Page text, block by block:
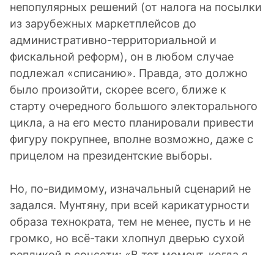
непопулярных решений (от налога на посылки
из зарубежных маркетплейсов до
административно-территориальной и
фискальной реформ), он в любом случае
подлежал «списанию». Правда, это должно
было произойти, скорее всего, ближе к
старту очередного большого электорального
цикла, а на его место планировали привести
фигуру покрупнее, вполне возможно, даже с
прицелом на президентские выборы.
Но, по-видимому, изначальный сценарий не
задался. Мунтяну, при всей карикатурности
образа технократа, тем не менее, пусть и не
громко, но всё-таки хлопнул дверью сухой